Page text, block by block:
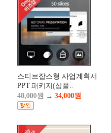
스티브잡스형 사업계획서
PPT 패키지(심플..
40,000원 → 34,000원